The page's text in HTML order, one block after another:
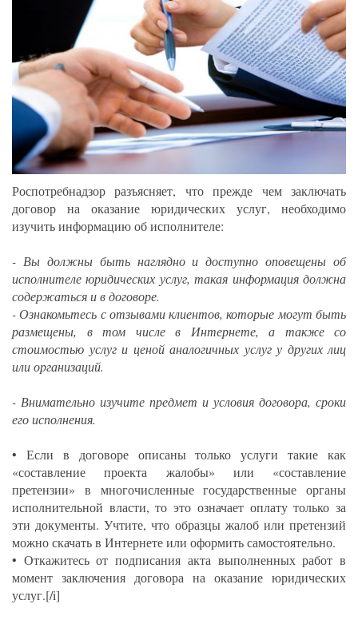
Роспотребнадзор разъясняет, что прежде чем заключать
договор на оказание юридических услуг, необходимо
изучить информацию об исполнителе:
- Вы должны быть наглядно и доступно оповещены об
исполнителе юридических услуг, такая информация должна
содержаться и в договоре.
- Ознакомьтесь с отзывами клиентов, которые могут быть
размещены, в том числе в Интернете, а также со
стоимостью услуг и ценой аналогичных услуг у других лиц
или организаций.
- Внимательно изучите предмет и условия договора, сроки
его исполнения.
• Если в договоре описаны только услуги такие как
«составление проекта жалобы» или «составление
претензии» в многочисленные государственные органы
исполнительной власти, то это означает оплату только за
эти документы. Учтите, что образцы жалоб или претензий
можно скачать в Интернете или оформить самостоятельно.
• Откажитесь от подписания акта выполненных работ в
момент заключения договора на оказание юридических
услуг.[/i]